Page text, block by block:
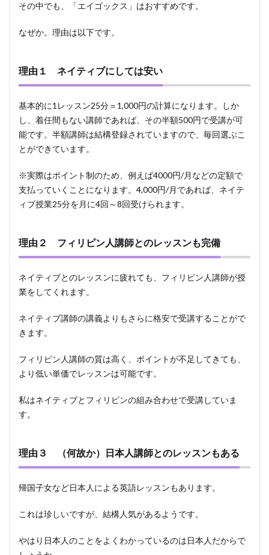
その中でも、「エイゴックス」はおすすめです。
なぜか。理由は以下です。
理由１ ネイティブにしては安い
基本的に1レッスン25分＝1,000円の計算になります。しか
し、着任間もない講師であれば、その半額500円で受講が可
能です。半額講師は結構登録されていますので、毎回選ぶこ
とができています。
※実際はポイント制のため、例えば4000円/月などの定額で
支払っていくことになります。4,000円/月であれば、ネイテ
ィブ授業25分を月に4回～8回受けられます。
理由２ フィリピン人講師とのレッスンも完備
ネイティブとのレッスンに疲れても、フィリピン人講師が授
業をしてくれます。
ネイティブ講師の講義よりもさらに格安で受講することがで
きます。
フィリピン人講師の質は高く、ポイントが不足してきても、
より低い単価でレッスンは可能です。
私はネイティブとフィリピンの組み合わせで受講していま
す。
理由３ （何故か）日本人講師とのレッスンもある
帰国子女など日本人による英語レッスンもあります。
これは珍しいですが、結構人気があるようです。
やはり日本人のことをよくわかっているのは日本人だからで